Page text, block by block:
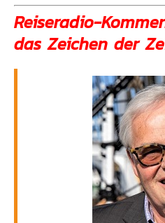
Reiseradio-
das Zeichen der